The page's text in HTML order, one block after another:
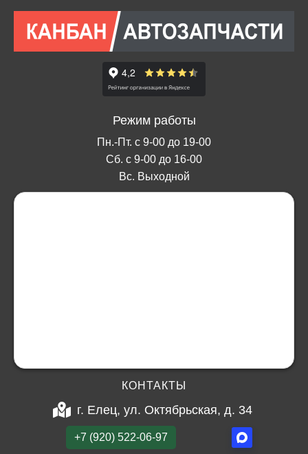
Режим работы
Пн.-Пт. с 9-00 до 19-00
Сб. с 9-00 до 16-00
Вс. Выходной
КОНТАКТЫ
г. Елец, ул. Октябрьская, д. 34
+7 (920) 522-06-97